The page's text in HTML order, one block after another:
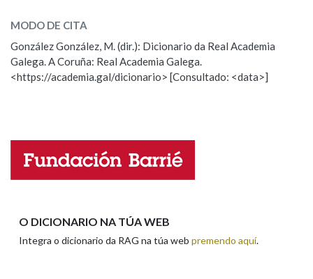
OUTRAS OPCIÓNS DE BUSCA
Pertence a
ESCOLLE UNHA OPCIÓN:
Observación Hai un erro na palabra
Propoño mellorar a definición
Nome
MODO DE CITA
González González, M. (dir.): Dicionario da Real Academia
Galega. A Coruña: Real Academia Galega.
<https://academia.gal/dicionario> [Consultado: <data>]
O DICIONARIO NA TÚA WEB
Integra o dicionario da RAG na túa web premendo aquí.